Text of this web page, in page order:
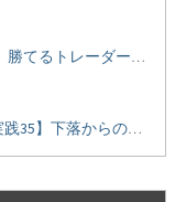
勝てるBO攻略【iフォロー実践16】勝てるトレーダーを見抜く
勝てるBO攻略【トレンド順張り実践35】下落からの反発を見極める